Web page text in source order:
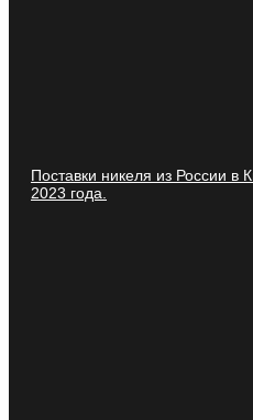
Поставки никеля из России
2023 года.